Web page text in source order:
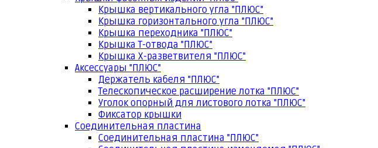
Крышка вертикального угла "ПЛЮС"
Крышка горизонтального угла "ПЛЮС"
Крышка переходника "ПЛЮС"
Крышка Т-отвода "ПЛЮС"
Крышка Х-разветвителя "ПЛЮС"
Аксессуары "ПЛЮС"
Держатель кабеля "ПЛЮС"
Телескопическое расширение лотка "ПЛЮС"
Уголок опорный для листового лотка "ПЛЮС"
Фиксатор крышки
Соединительная пластина
Соединительная пластина "ПЛЮС"